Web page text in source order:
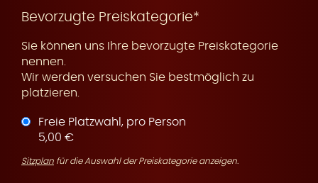
s
e
Bevorzugte Preiskategorie*
Sie können uns Ihre bevorzugte Preiskategorie
nennen.
Wir werden versuchen Sie bestmöglich zu
platzieren.
Freie Platzwahl, pro Person
5,00 €
Sitzplan für die Auswahl der Preiskategorie anzeigen.